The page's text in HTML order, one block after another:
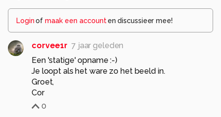
Loginof maak een account en discussieer mee!
corvee1r 7 jaar geleden
Een 'statige' opname :-)
Je loopt als het ware zo het beeld in.
Groet,
Cor
0